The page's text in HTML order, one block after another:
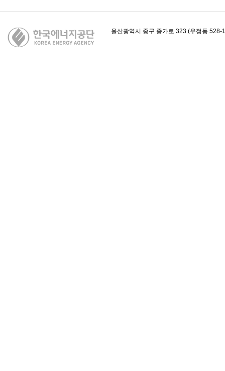
울산광역시 중구 종가로 323 (우정동 528-